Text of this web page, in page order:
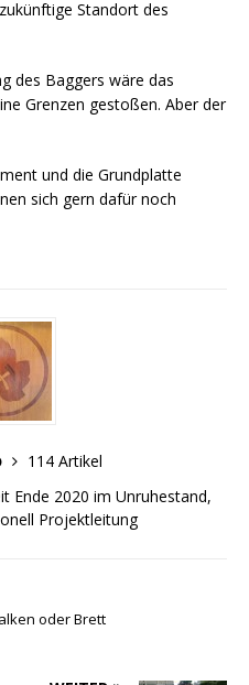
Standort des
des Baggers wäre das
Grenzen gestoßen. Aber der
und die Grundplatte
sich gern dafür noch
114 Artikel
Ende 2020 im Unruhestand,
Projektleitung
oder Brett